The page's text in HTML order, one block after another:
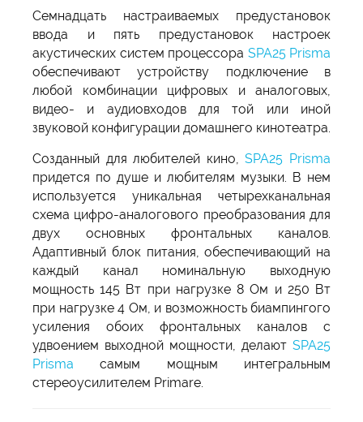
Семнадцать настраиваемых предустановок
ввода и пять предустановок настроек
акустических систем процессора SPA25 Prisma
обеспечивают устройству подключение в
любой комбинации цифровых и аналоговых,
видео- и аудиовходов для той или иной
звуковой конфигурации домашнего кинотеатра.
Созданный для любителей кино,SPA25 Prisma
придется по душе и любителям музыки. В нем
используется уникальная четырехканальная
схема цифро-аналогового преобразования для
двух основных фронтальных каналов.
Адаптивный блок питания, обеспечивающий на
каждый канал номинальную выходную
мощность 145 Вт при нагрузке 8 Ом и 250 Вт
при нагрузке 4 Ом, и возможность биампингого
усиления обоих фронтальных каналов с
удвоением выходной мощности, делают SPA25
Prisma самым мощным интегральным
стереоусилителем Primare.